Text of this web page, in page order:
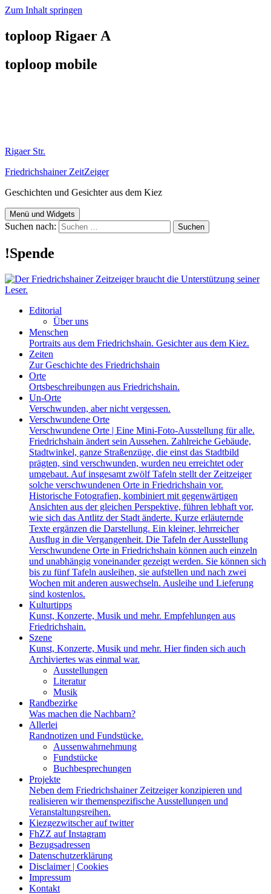
Zum Inhalt springen
toploop Rigaer A
toploop mobile
Rigaer Str.
Friedrichshainer ZeitZeiger
Geschichten und Gesichter aus dem Kiez
Menü und Widgets
Suchen nach:
!Spende
Editorial
Über uns
Menschen
Portraits aus dem Friedrichshain. Gesichter aus dem Kiez.
Zeiten
Zur Geschichte des Friedrichshain
Orte
Ortsbeschreibungen aus Friedrichshain.
Un-Orte
Verschwunden, aber nicht vergessen.
Verschwundene Orte
Verschwundene Orte | Eine Mini-Foto-Ausstellung für alle.
Friedrichshain ändert sein Aussehen. Zahlreiche Gebäude,
Stadtwinkel, ganze Straßenzüge, die einst das Stadtbild
prägten, sind verschwunden, wurden neu erreichtet oder
umgebaut. Auf insgesamt zwölf Tafeln stellt der Zeitzeiger
solche verschwundenen Orte in Friedrichshain vor.
Historische Fotografien, kombiniert mit gegenwärtigen
Ansichten aus der gleichen Perspektive, führen lebhaft vor,
wie sich das Antlitz der Stadt änderte. Kurze erläuternde
Texte ergänzen die Darstellung. Ein kleiner, lehrreicher
Ausflug in die Vergangenheit. Die Tafeln der Ausstellung
Verschwundene Orte in Friedrichshain können auch einzeln
und unabhängig voneinander gezeigt werden. Sie können sich
bis zu fünf Tafeln ausleihen, sie aufstellen und nach zwei
Wochen mit anderen auswechseln. Ausleihe und Lieferung
sind kostenlos.
Kulturtipps
Kunst, Konzerte, Musik und mehr. Empfehlungen aus
Friedrichshain.
Szene
Kunst, Konzerte, Musik und mehr. Hier finden sich auch
Archiviertes was einmal war.
Ausstellungen
Literatur
Musik
Randbezirke
Was machen die Nachbarn?
Allerlei
Randnotizen und Fundstücke.
Aussenwahrnehmung
Fundstücke
Buchbesprechungen
Projekte
Neben dem Friedrichshainer Zeitzeiger konzipieren und
realisieren wir themenspezifische Ausstellungen und
Veranstaltungsreihen.
Kiezgezwitscher auf twitter
FhZZ auf Instagram
Bezugsadressen
Datenschutzerklärung
Disclaimer | Cookies
Impressum
Kontakt